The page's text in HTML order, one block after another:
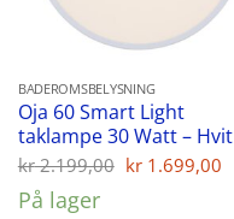
BADEROMSBELYSNING
Oja 60 Smart Light
taklampe 30 Watt – Hvit
kr2.199,00 Opprinnelig
kr 1.699,00
På lager